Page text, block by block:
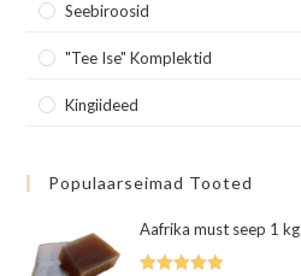
Seebiroosid
"Tee Ise" Komplektid
Kingiideed
Populaarseimad Tooted
Aafrika must seep 1 kg